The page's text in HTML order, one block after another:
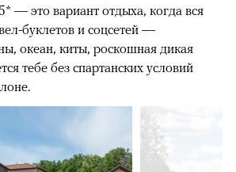
— это вариант отдыха, когда вся
буклетов и соцсетей —
океан, киты, роскошная дикая
тебе без спартанских условий